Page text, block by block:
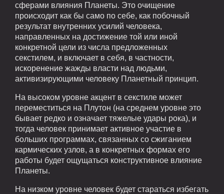
сферами влияния Планеты. Это очищение
происходит как бы само по себе, как побочный
результат внутренних усилий человека,
направленных на достижение той или иной
конкретной цели из числа предложенных
секстилем, и включает в себя, в частности,
искоренение жажды власти над людьми,
активизирующими человеку Планетный принцип.
На высоком уровне акцент в секстиле может
переместиться на Плутон (на среднем уровне это
бывает редко и означает тяжелые удары рока), и
тогда человек принимает активное участие в
больших программах, связанных со сжиганием
кармических узлов, а в конкретных формах его
работы будет ощущаться конструктивное влияние
Планеты.
На низком уровне человек будет стараться избегать